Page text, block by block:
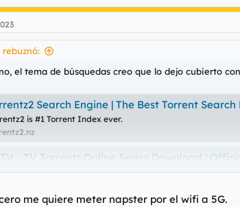
rebuznó:
el tema de búsquedas creo que lo dejo cubierto
Search Engine | The Best Torrent Search
is #1 Torrent Index ever.
- TV Torrents Online Series Download |
your one stop source for all your favorite TV shows.
me quiere meter napster por el wifi a 5G.